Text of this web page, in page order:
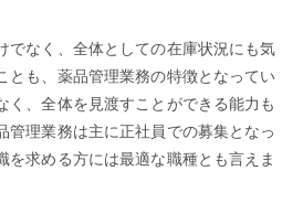
でなく、全体としての在庫状況にも気
とも、薬品管理業務の特徴となってい
く、全体を見渡すことができる能力も
管理業務は主に正社員での募集となっ
を求める方には最適な職種とも言えま